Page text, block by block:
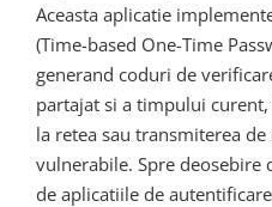
Aceasta aplicatie
(Time-based One-Time
generand coduri de
partajat si a timpului
la retea sau transmiterea
vulnerabile. Spre deosebire
de aplicatiile de